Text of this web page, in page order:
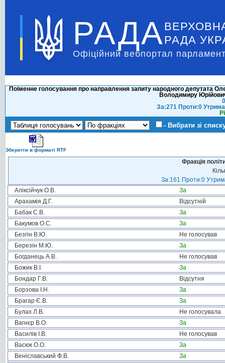
РАДА РАДА
Офіційний вебпортал
Поіменне голосування про направлення запиту народного депутата
Володимиру
За:271 Проти:0
- Вибрати зі
Зберегти в форматі RTF
Фракція
За:161 Проти:0
Аліксійчук О.В.
За
Арахамія Д.Г.
Відсутній
Бабак С.В.
За
Бакумов О.С.
За
Безгін В.Ю.
Не голосував
Березін М.Ю.
За
Богданець А.В.
Не голосував
Божик В.І.
За
Бондар Г.В.
Відсутня
Борзова І.Н.
За
Брагар Є.В.
За
Булах Л.В.
Не голосувала
Вагнєр В.О.
За
Василів І.В.
Не голосував
Васюк О.О.
За
Веніславський Ф.В.
За